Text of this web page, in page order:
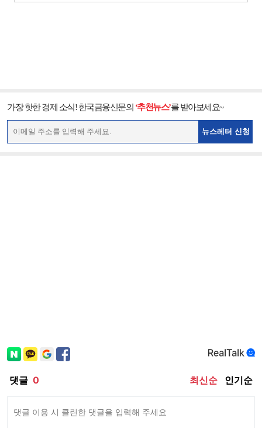
가장 핫한 경제 소식! 한국금융신문의 ‘추천뉴스’를 받아보세요~
뉴스레터 신청